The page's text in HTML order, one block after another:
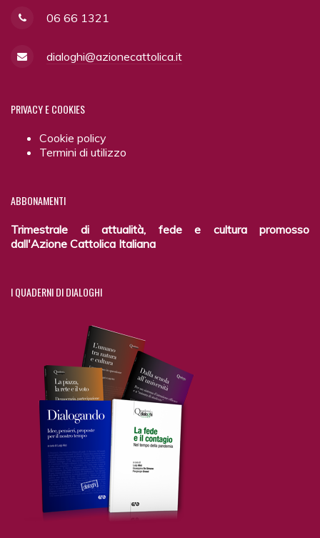
06 66 1321
dialoghi@azionecattolica.it
PRIVACYE COOKIES
Cookie policy
Termini di utilizzo
ABBONAMENTI
Trimestrale di attualità, fede e cultura promosso
dall'Azione Cattolica Italiana
IQUADERNI DI DIALOGHI